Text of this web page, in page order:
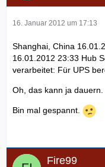
16. Januar 2012 um 17:13
Shanghai, China
16.01.2012 23:33 Hub
verarbeitet: Für UPS
Oh, das kann ja dauern.
Bin mal gespannt.
Fire99